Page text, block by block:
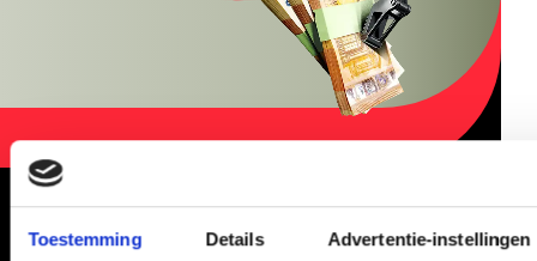
Toestemming Details Advertentie-instellingen